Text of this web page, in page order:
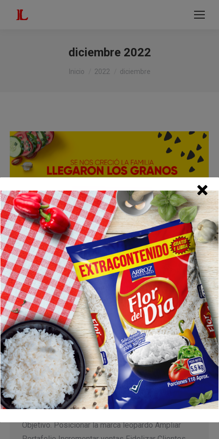
Buscar:
diciembre 2022
Estás aquí:
Inicio 2022 diciembre
Granos Leopardo
Recetas PorDigitalinverlache 5 diciembre, 2022
GRANOS LEOPARDO Inversiones Lache se
complace en presentarles los nuevos integrantes
de la familia Leopardo Portafolio de granos.
Objetivo. Posicionar la marca leopardo Ampliar